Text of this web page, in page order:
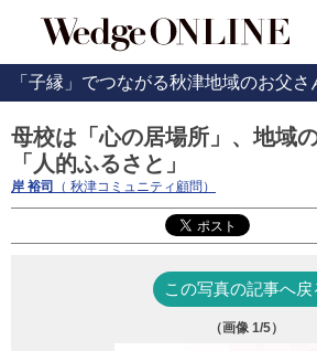
「子縁」でつながる秋津地域のお父
母校は「心の居場所」、地域
「人的ふるさと」
岸 裕司 （ 秋津コミュニティ顧問）
この写真の記事へ戻
（画像 1/5）